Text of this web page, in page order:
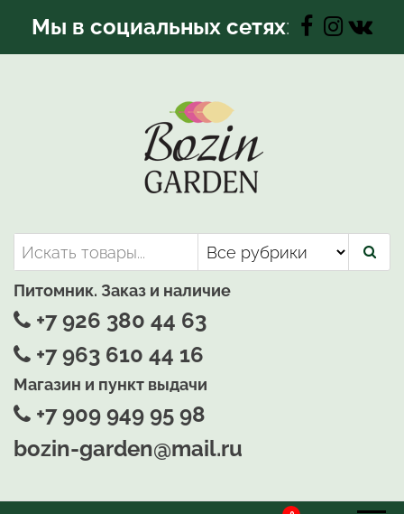
Мы в социальных сетях:
Bozin-Garden | Садовый центр
Садовый центр, Растения
для вашего сада
Питомник. Заказ и наличие
+7 926 380 44 63
+7 963 610 44 16
Магазин и пункт выдачи
+7 909 949 95 98
bozin-garden@mail.ru